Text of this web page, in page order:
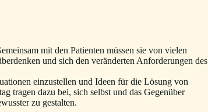
mit den Patienten müssen sie von vielen
und sich den veränderten Anforderungen des
einzustellen und Ideen für die Lösung von
tragen dazu bei, sich selbst und das Gegenüber
zu gestalten.